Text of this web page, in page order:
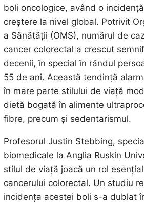
boli oncologice, având o
creștere la nivel global. Potrivit
a Sănătății (OMS), numărul de
cancer colorectal a crescut
decenii, în special în rândul
55 de ani. Această tendință
în mare parte stilului de viață
dietă bogată în alimente
fibre, precum și sedentarismul.
Profesorul Justin Stebbing,
biomedicale la Anglia Ruskin
stilul de viață joacă un rol
cancerului colorectal. Un studiu
incidența acestei boli s-a dublat